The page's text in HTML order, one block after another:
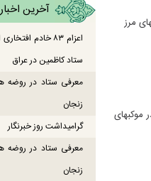
مرز
موکبهای
آخرین اخبار
اعزام ۸۳ خادم
ستاد کاظمین در عراق
معرفی ستاد در روضه
زنجان
گرامیداشت روز خبرنگار
معرفی ستاد در روضه
زنجان